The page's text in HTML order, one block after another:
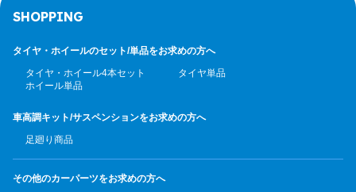
SHOPPING
タイヤ・ホイールのセット/単品をお求めの方へ
タイヤ・ホイール4本セット
タイヤ単品
ホイール単品
車高調キット/サスペンションをお求めの方へ
足廻り商品
その他のカーパーツをお求めの方へ